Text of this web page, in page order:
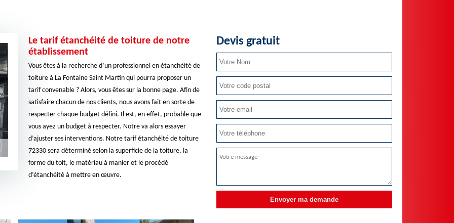
Le tarif étanchéité de toiture de notre
établissement
Vous êtes à la recherche d’un professionnel en étanchéité de
toiture à La Fontaine Saint Martin qui pourra proposer un
tarif convenable ? Alors, vous êtes sur la bonne page. Afin de
satisfaire chacun de nos clients, nous avons fait en sorte de
respecter chaque budget défini. Il est, en effet, probable que
vous ayez un budget à respecter. Notre va alors essayer
d’ajuster ses interventions. Notre tarif étanchéité de toiture
72330 sera déterminé selon la superficie de la toiture, la
forme du toit, le matériau à manier et le procédé
d’étanchéité à mettre en œuvre.
Devis gratuit